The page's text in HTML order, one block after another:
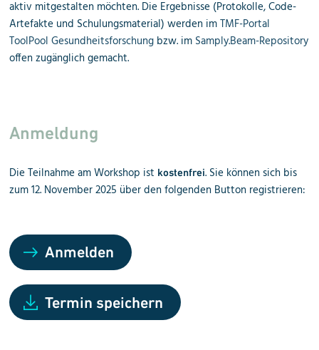
aktiv mitgestalten möchten. Die Ergebnisse (Protokolle, Code-
Artefakte und Schulungsmaterial) werden imTMF-Portal
ToolPool Gesundheitsforschung bzw. im Samply.Beam-Repository
offen zugänglich gemacht.
Anmeldung
Die Teilnahme am Workshop ist kostenfrei. Sie können sich bis
zum 12. November 2025 über den folgenden Button registrieren:
Anmelden
Termin speichern